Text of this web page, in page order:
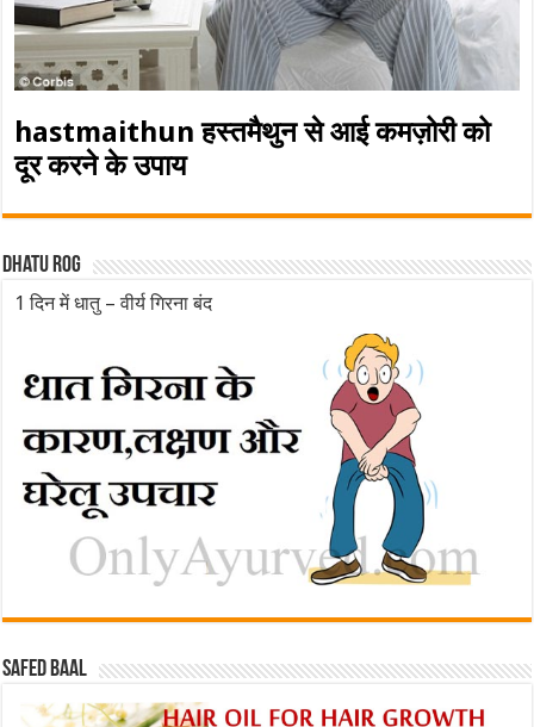
hastmaithun हस्तमैथुन से आई कमज़ोरी को
दूर करने के उपाय
Dhatu rog
1 दिन में धातु – वीर्य गिरना बंद
Safed baal